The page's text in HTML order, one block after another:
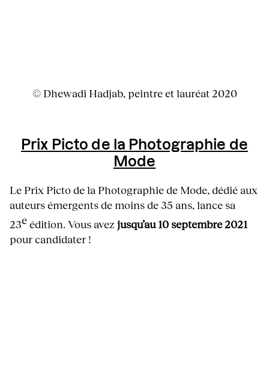
© Dhewadi Hadjab, peintre et lauréat 2020
Prix Picto de la Photographie de
Mode
Le Prix Picto de la Photographie de Mode, dédié aux
auteurs émergents de moins de 35 ans, lance sa
23eédition. Vous avez jusqu’au 10 septembre 2021
pour candidater !